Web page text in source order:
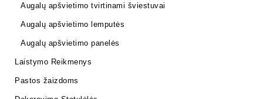
Augalų apšvietimo tvirtinami šviestuvai
Augalų apšvietimo lemputės
Augalų apšvietimo panelės
Laistymo Reikmenys
Pastos žaizdoms